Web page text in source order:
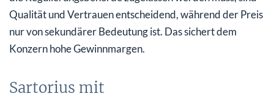
Qualität und Vertrauen entscheidend, während der Preis
nur von sekundärer Bedeutung ist. Das sichert dem
Konzern hohe Gewinnmargen.
Sartorius mit